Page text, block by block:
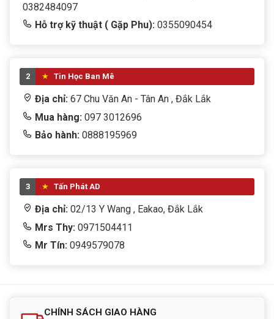
0382484097
Hỗ trợ kỹ thuật ( Gặp Phu): 0355090454
2 Tin Học Ban Mê
Địa chỉ: 67 Chu Văn An - Tân An , Đắk Lắk
Mua hàng: 097 3012696
Bảo hành: 0888195969
3 Tấn Phát AD
Địa chỉ: 02/13 Y Wang , Eakao, Đắk Lắk
Mrs Thy: 0971504411
Mr Tín: 0949579078
CHÍNH SÁCH GIAO HÀNG